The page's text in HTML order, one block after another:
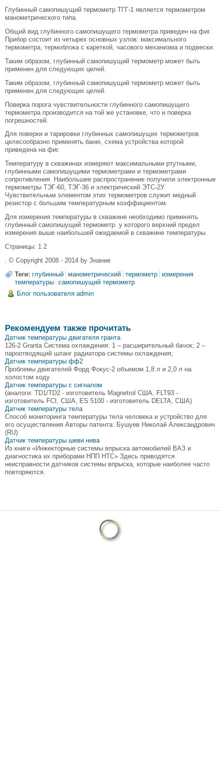
Глубинный самопишущий термометр ТГГ-1 является термометром
манометрического типа.
Общий вид глубинного самопишущего термометра приведен на фиг.
Прибор состоит из четырех основных узлов: максимального
термометра, термоблока с кареткой, часового механизма и подвески.
Таким образом, глубинный самопишущий термометр может быть
применен для следующих целей.
Таким образом, глубинный самопишущий термометр может быть
применен для следующих целей.
Поверка порога чувствительности глубинного самопишущего
термометра производится на той же установке, что и поверка
погрешностей.
Для поверки и тарировки глубинных самопишущих термометров
целесообразно применять баню, схема устройства которой
приведена на фиг.
Температуру в скважинах измеряют максимальными ртутными,
глубинными самопишущими термометрами и термометрами
сопротивления. Наибольшее распространение получили электронные
термометры ТЭГ-60, ТЭГ-36 и электрический ЭТС-2У.
Чувствительным элементом этих термометров служит медный
резистор с большим температурным коэффициентом.
Для измерения температуры в скважине необходимо применять
глубинный самопишущий термометр. у которого верхний предел
измерения выше наибольшей ожидаемой в скважине температуры.
Страницы: 1 2
. © Copyright 2008 - 2014 by Знание
Теги: глубинный манометрический термометр измерения
температуры самопишущий термометр
Блог пользователя admin
Рекомендуем также прочитать
Датчик температуры двигателя гранта
126-2 Granta Система охлаждения: 1 – расширительный бачок; 2 –
пароотводящий шланг радиатора системы охлаждения;
Датчик температуры фф2
Проблемы двигателей Форд Фокус-2 объемом 1,8 л и 2,0 л на
холостом ходу
Датчик температуры с сигналом
(аналоги: TD1/TD2 - изготовитель Magnetrol США, FLT93 -
изготовитель FCI, США, ES 5100 - изготовитель DELTA, США)
Датчик температуры тела
Способ мониторинга температуры тела человека и устройство для
его осуществления Авторы патента: Бушуев Николай Александрович
(RU)
Датчик температуры шеви нива
Из книги «Инжекторные системы впрыска автомобилей ВАЗ и
диагностика их приборами НПП НТС» Здесь приводятся
неисправности датчиков системы впрыска, которые наиболее часто
повторяются.